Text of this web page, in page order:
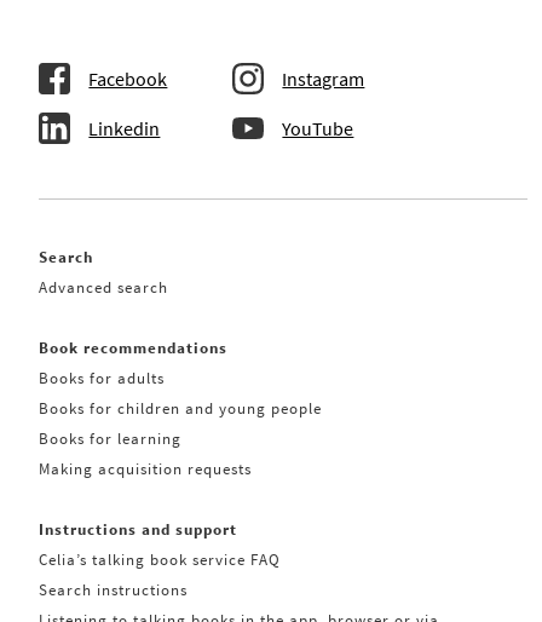
Facebook Instagram
Linkedin YouTube
Search
Advanced search
Book recommendations
Books for adults
Books for children and young people
Books for learning
Making acquisition requests
Instructions and support
Celia’s talking book service FAQ
Search instructions